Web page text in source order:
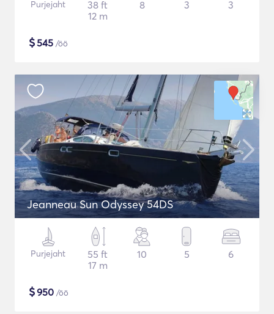
Purjejaht
38 ft
12 m
8 3 3
$545 /öö
Jeanneau Sun Odyssey 54DS
Purjejaht
55 ft
17 m
10 5 6
$950 /öö